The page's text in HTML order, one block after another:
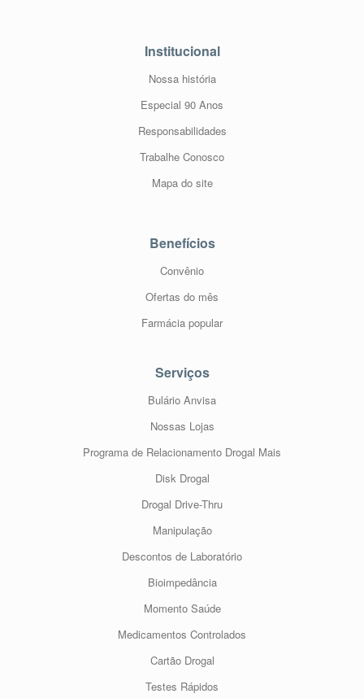
Institucional
Nossa história
Especial 90 Anos
Responsabilidades
Trabalhe Conosco
Mapa do site
Benefícios
Convênio
Ofertas do mês
Farmácia popular
Serviços
Bulário Anvisa
Nossas Lojas
Programa de Relacionamento Drogal Mais
Disk Drogal
Drogal Drive-Thru
Manipulação
Descontos de Laboratório
Bioimpedância
Momento Saúde
Medicamentos Controlados
Cartão Drogal
Testes Rápidos